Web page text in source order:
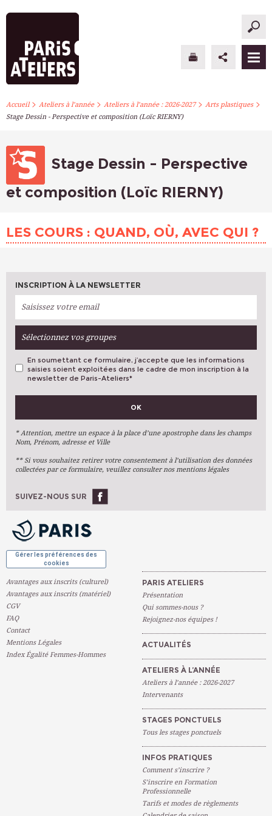
PARIS ATELIERS
ATELIERS À L’ANNÉE
STAGES PONCTUELS
S’INSCRIRE
Accueil> Ateliers à l’année> Ateliers à l’année : 2026-2027> Arts plastiques>
Stage Dessin - Perspective et composition (Loïc RIERNY)
Stage Dessin - Perspective
et composition (Loïc RIERNY)
LES COURS : QUAND, OÙ, AVEC QUI ?
INSCRIPTION À LA NEWSLETTER
Sélectionnez vos groupes
VOS PRÉFÉRENCES
Arts Plastiques
Arts Du Texte
Arts Numériques
Ateliers À L'année
En soumettant ce formulaire, j’accepte que les informations
saisies soient exploitées dans le cadre de mon inscription à la
newsletter de Paris-Ateliers*
OK
* Attention, mettre un espace à la place d’une apostrophe dans les champs
Nom, Prénom, adresse et Ville
** Si vous souhaitez retirer votre consentement à l’utilisation des données
collectées par ce formulaire, veuillez consulter nos mentions légales
SUIVEZ-NOUS SUR
Gérer les préférences des
cookies
Avantages aux inscrits (culturel)
Avantages aux inscrits (matériel)
CGV
FAQ
Contact
Mentions Légales
Index Égalité Femmes-Hommes
PARIS ATELIERS
Présentation
Qui sommes-nous ?
Rejoignez-nos équipes !
ACTUALITÉS
ATELIERS À L’ANNÉE
Ateliers à l’année : 2026-2027
Intervenants
STAGES PONCTUELS
Tous les stages ponctuels
INFOS PRATIQUES
Comment s’inscrire ?
S’inscrire en Formation
Professionnelle
Tarifs et modes de règlements